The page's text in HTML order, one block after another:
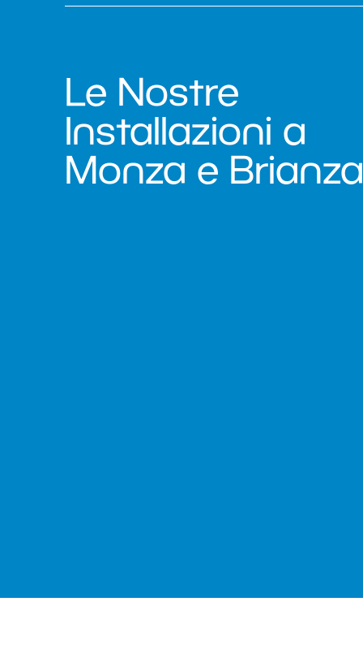
Le Nostre
Installazioni a
Monza e Brianza